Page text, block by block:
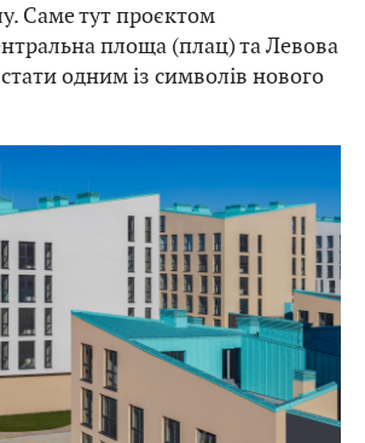
Саме тут проєктом
площа (плац) та Левова
одним із символів нового